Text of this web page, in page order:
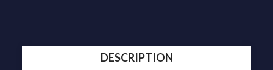
DESCRIPTION